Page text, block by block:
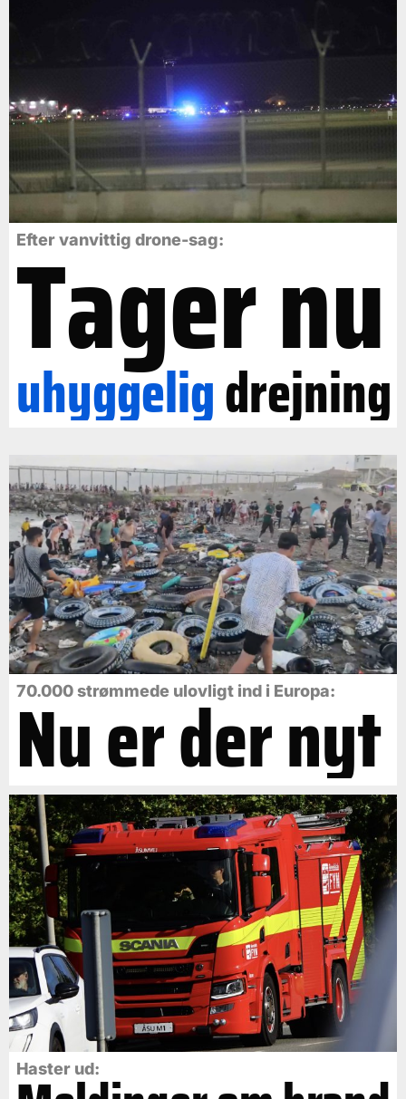
Efter vanvittig drone-sag:
Tager nu
uhyggeligdrejning
70.000 strømmede ulovligt ind i Europa:
Nu er der nyt
Haster ud: